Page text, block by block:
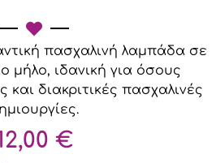
πασχαλινή λαμπάδα σε
μήλο, ιδανική για όσους
και διακριτικές πασχαλινές
€